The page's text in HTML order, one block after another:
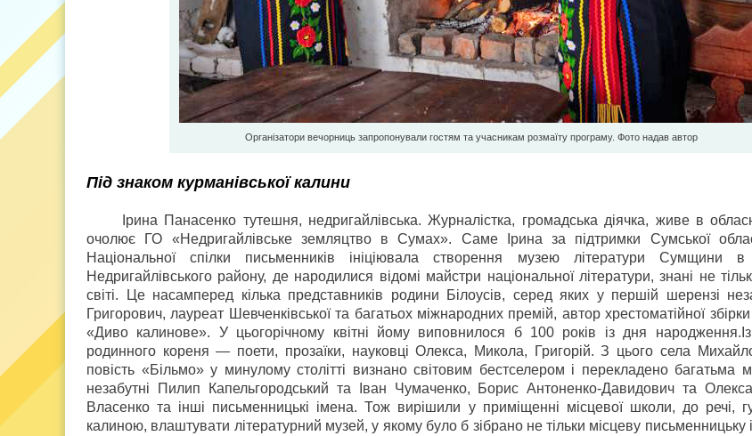
Oрганізатори вечорниць запропонували гостям та учасникам розмаїту програму. Фото надав автор
Під знаком курманівської калини
Ірина Панасенко тутешня, недригайлівська. Журналістка, громадська діячка, живе в
очолює ГО «Недригайлівське земляцтво в Сумах». Саме Ірина за підтримки Сумської
Національної спілки письменників ініціювала створення музею літератури Сумщини
Недригайлівського району, де народилися відомі майстри національної літератури, знані не
світі. Це насамперед кілька представників родини Білоусів, серед яких у першій шерензі
Григорович, лауреат Шевченківської та багатьох міжнародних премій, автор хрестоматійної
«Диво калинове». У цьогорічному квітні йому виповнилося б 100 років із дня народження.Із
родинного кореня — поети, прозаїки, науковці Олекса, Микола, Григорій. З цього села
повість «Більмо» у минулому столітті визнано світовим бестселером і перекладено
незабутні Пилип Капельгородський та Іван Чумаченко, Борис Антоненко-Давидович та
Власенко та інші письменницькі імена. Тож вирішили у приміщенні місцевої школи, до речі,
калиною, влаштувати літературний музей, у якому було б зібрано не тільки місцеву письменницьку